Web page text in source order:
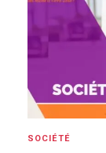
SOCIÉTÉ